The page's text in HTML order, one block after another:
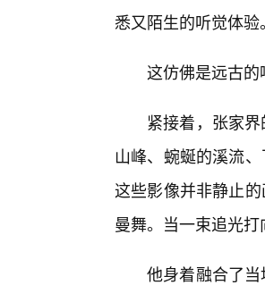
悉又陌生的听觉体验。
这仿佛是远古
紧接着，张家
山峰、蜿蜒的溪流
这些影像并非静止
曼舞。当一束追光
他身着融合了